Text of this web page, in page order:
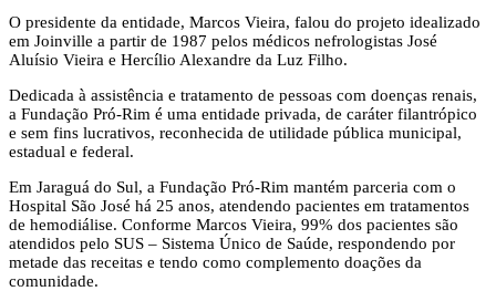
O presidente da entidade, Marcos Vieira, falou do projeto idealizado
em Joinville a partir de 1987 pelos médicos nefrologistas José
Aluísio Vieira e Hercílio Alexandre da Luz Filho.
Dedicada à assistência e tratamento de pessoas com doenças renais,
a Fundação Pró-Rim é uma entidade privada, de caráter filantrópico
e sem fins lucrativos, reconhecida de utilidade pública municipal,
estadual e federal.
Em Jaraguá do Sul, a Fundação Pró-Rim mantém parceria com o
Hospital São José há 25 anos, atendendo pacientes em tratamentos
de hemodiálise. Conforme Marcos Vieira, 99% dos pacientes são
atendidos pelo SUS – Sistema Único de Saúde, respondendo por
metade das receitas e tendo como complemento doações da
comunidade.